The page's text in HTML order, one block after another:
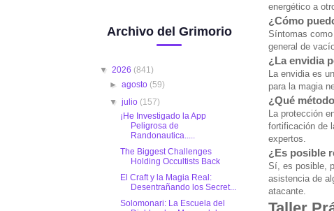
energético a
¿Cómo
Síntomas
general de
¿La envidia
La envidia es
para la magia
¿Qué
La protección
fortificación de
expertos.
¿Es posible
Sí, es posible,
asistencia de
atacante.
Archivo del Grimorio
▼ 2026 (841)
►agosto (59)
▼julio (157)
¡He Investigado la App
Peligrosa de
Randonautica.....
The Biggest Challenges
Holding Occultists Back
El Craft y la Magia Real:
Desentrañando los Secret...
Solomonari: La Escuela del